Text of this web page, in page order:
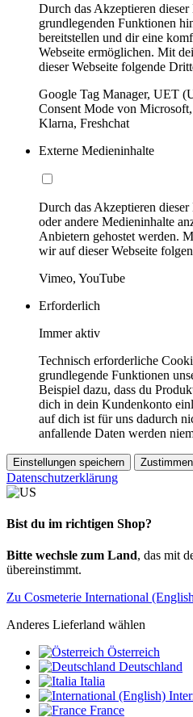
Durch das Akzeptieren
grundlegenden Funktionen
bereitstellen und dir eine
Webseite ermöglichen. Mit
dieser Webseite folgende
Google Tag Manager, UET
Consent Mode von
Klarna, Freshchat
Externe Medieninhalte
Durch das Akzeptieren
oder andere Medieninhalte
Anbietern gehostet werden.
wir auf dieser Webseite
Vimeo, YouTube
Erforderlich
Immer aktiv
Technisch erforderliche
grundlegende Funktionen
Beispiel dazu, dass du
dich in dein Kundenkonto
auf dich ist für uns dadurch
anfallende Daten werden
Einstellungen speichern Zustimmen
Datenschutzerklärung
Bist du im richtigen Shop?
Bitte wechsle zum Land, das mit
übereinstimmt.
Zu Cosmeterie International
Anderes Lieferland wählen
Österreich
Deutschland
Italia
France